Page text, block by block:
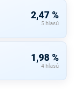
2,47 %
5 hlasů
1,98 %
4 hlasů